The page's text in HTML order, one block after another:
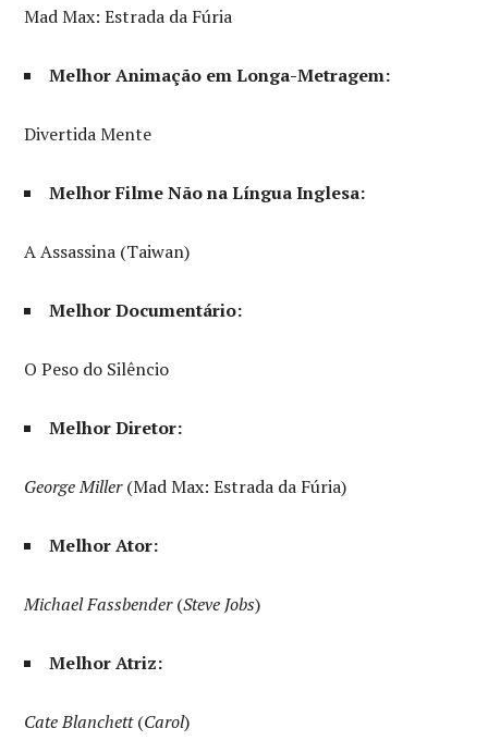
Mad Max: Estrada da Fúria
Melhor Animação em Longa-Metragem:
Divertida Mente
Melhor Filme Não na Língua Inglesa:
A Assassina (Taiwan)
Melhor Documentário:
O Peso do Silêncio
Melhor Diretor:
George Miller(Mad Max: Estrada da Fúria)
Melhor Ator:
Michael Fassbender(Steve Jobs)
Melhor Atriz:
Cate Blanchett(Carol)